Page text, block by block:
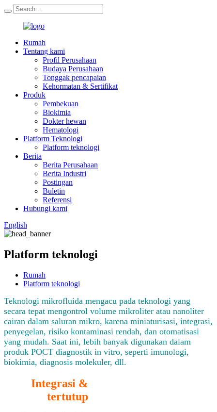
Rumah
Tentang kami
Profil Perusahaan
Budaya Perusahaan
Tonggak pencapaian
Kehormatan & Sertifikat
Produk
Pembekuan
Biokimia
Dokter hewan
Hematologi
Platform Teknologi
Platform teknologi
Berita
Berita Perusahaan
Berita Industri
Postingan
Buletin
Referensi
Hubungi kami
English
Platform teknologi
Rumah
Platform teknologi
Teknologi mikrofluida mengacu pada teknologi yang
secara tepat mengontrol volume mikroliter atau nanoliter
cairan dalam saluran mikro, karena miniaturisasi, integrasi,
penyegelan, risiko kontaminasi rendah, dan otomatisasi
yang mudah. Saat ini, lebih banyak digunakan dalam
produk POCT diagnostik in vitro, seperti imunologi,
biokimia, diagnosis molekuler, dll.
Integrasi &
tertutup